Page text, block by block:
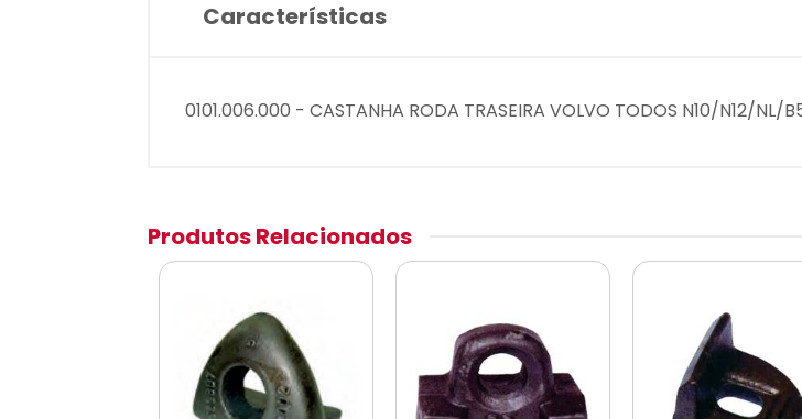
Características
0101.006.000 - CASTANHA RODA TRASEIRA VOLVO TODOS N10/N12/NL/
Produtos Relacionados